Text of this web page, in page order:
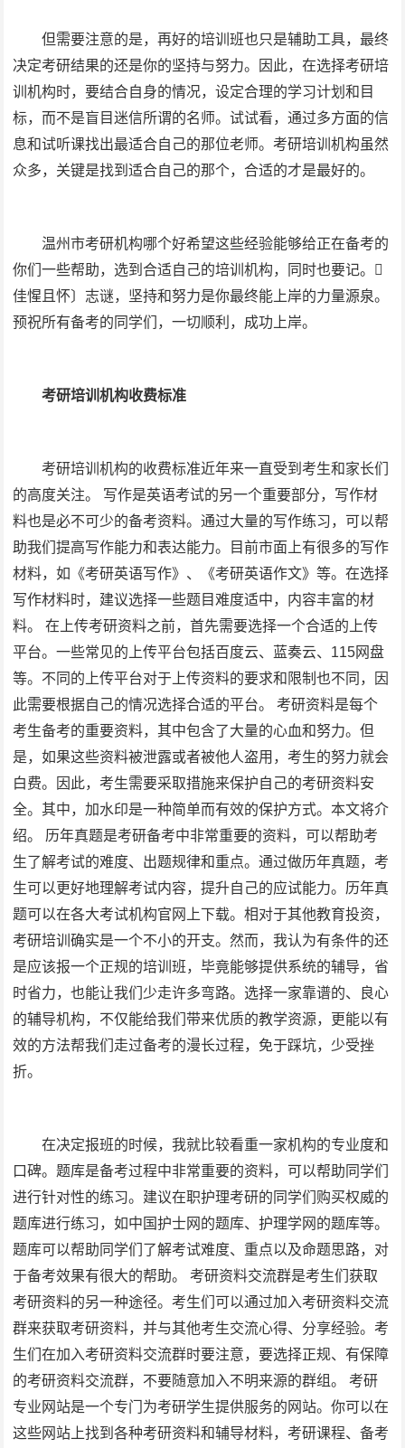
但需要注意的是，再好的培训班也只是辅助工具，最终
决定考研结果的还是你的坚持与努力。因此，在选择考研培
训机构时，要结合自身的情况，设定合理的学习计划和目
标，而不是盲目迷信所谓的名师。试试看，通过多方面的信
息和试听课找出最适合自己的那位老师。考研培训机构虽然
众多，关键是找到适合自己的那个，合适的才是最好的。
温州市考研机构哪个好希望这些经验能够给正在备考的
你们一些帮助，选到合适自己的培训机构，同时也要记。
佳惺且怀〕志谜，坚持和努力是你最终能上岸的力量源泉。
预祝所有备考的同学们，一切顺利，成功上岸。
考研培训机构收费标准
考研培训机构的收费标准近年来一直受到考生和家长们
的高度关注。 写作是英语考试的另一个重要部分，写作材
料也是必不可少的备考资料。通过大量的写作练习，可以帮
助我们提高写作能力和表达能力。目前市面上有很多的写作
材料，如《考研英语写作》、《考研英语作文》等。在选择
写作材料时，建议选择一些题目难度适中，内容丰富的材
料。 在上传考研资料之前，首先需要选择一个合适的上传
平台。一些常见的上传平台包括百度云、蓝奏云、115网盘
等。不同的上传平台对于上传资料的要求和限制也不同，因
此需要根据自己的情况选择合适的平台。 考研资料是每个
考生备考的重要资料，其中包含了大量的心血和努力。但
是，如果这些资料被泄露或者被他人盗用，考生的努力就会
白费。因此，考生需要采取措施来保护自己的考研资料安
全。其中，加水印是一种简单而有效的保护方式。本文将介
绍。 历年真题是考研备考中非常重要的资料，可以帮助考
生了解考试的难度、出题规律和重点。通过做历年真题，考
生可以更好地理解考试内容，提升自己的应试能力。历年真
题可以在各大考试机构官网上下载。相对于其他教育投资，
考研培训确实是一个不小的开支。然而，我认为有条件的还
是应该报一个正规的培训班，毕竟能够提供系统的辅导，省
时省力，也能让我们少走许多弯路。选择一家靠谱的、良心
的辅导机构，不仅能给我们带来优质的教学资源，更能以有
效的方法帮我们走过备考的漫长过程，免于踩坑，少受挫
折。
在决定报班的时候，我就比较看重一家机构的专业度和
口碑。题库是备考过程中非常重要的资料，可以帮助同学们
进行针对性的练习。建议在职护理考研的同学们购买权威的
题库进行练习，如中国护士网的题库、护理学网的题库等。
题库可以帮助同学们了解考试难度、重点以及命题思路，对
于备考效果有很大的帮助。 考研资料交流群是考生们获取
考研资料的另一种途径。考生们可以通过加入考研资料交流
群来获取考研资料，并与其他考生交流心得、分享经验。考
生们在加入考研资料交流群时要注意，要选择正规、有保障
的考研资料交流群，不要随意加入不明来源的群组。 考研
专业网站是一个专门为考研学生提供服务的网站。你可以在
这些网站上找到各种考研资料和辅导材料，考研课程、备考